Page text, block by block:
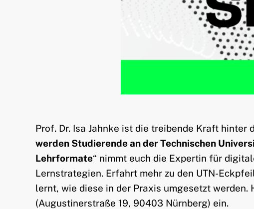
Prof. Dr. Isa Jahnke ist die treibende Kraft hinter
werden Studierende an der Technischen
Lehrformate“ nimmt euch die Expertin für
Lernstrategien. Erfahrt mehr zu den UTN-
lernt, wie diese in der Praxis umgesetzt
(Augustinerstraße 19, 90403 Nürnberg) ein.